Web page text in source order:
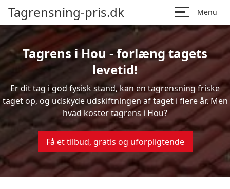
Tagrensning-pris.dk Menu
Tagrens i Hou - forlæng tagets
levetid!
Er dit tag i god fysisk stand, kan en tagrensning friske
taget op, og udskyde udskiftningen af taget i flere år. Men
hvad koster tagrens i Hou?
Få et tilbud, gratis og uforpligtende